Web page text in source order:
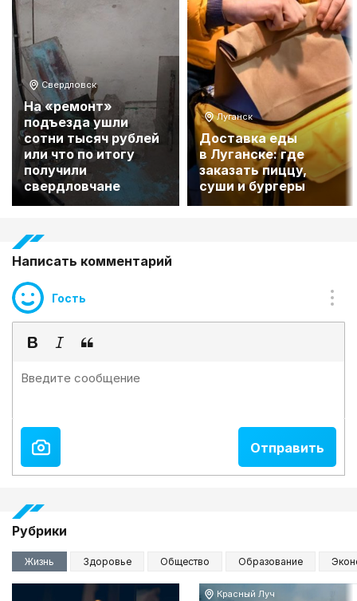
Свердловск
На «ремонт»
подъезда ушли
сотни тысяч рублей
или что по итогу
получили
свердловчане
Луганск
Доставка еды
в Луганске: где
заказать пиццу,
суши и бургеры
Написать комментарий
Гость
Рубрики
Жизнь Здоровье Общество Образование
Красный Луч